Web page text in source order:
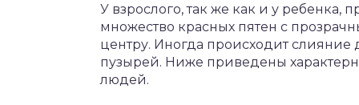
У взрослого, так же как и у ребенка,
множество красных пятен с
центру. Иногда происходит
пузырей. Ниже приведены
людей.